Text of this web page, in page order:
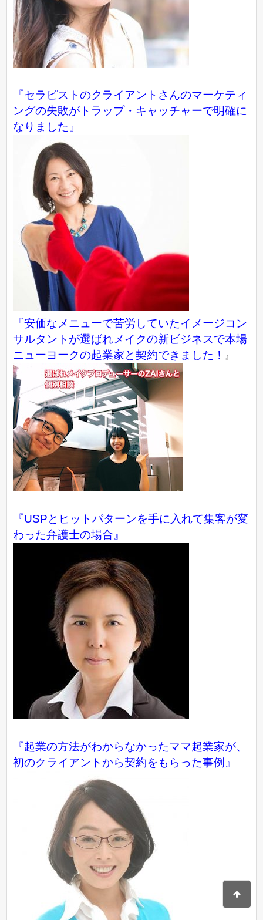
『セラピストのクライアントさんのマーケティ
ングの失敗がトラップ・キャッチャーで明確に
なりました』
『安価なメニューで苦労していたイメージコン
サルタントが選ばれメイクの新ビジネスで本場
ニューヨークの起業家と契約できました！
』
『USPとヒットパターンを手に入れて集客が変
わった弁護士の場合』
『起業の方法がわからなかったママ起業家が、
初のクライアントから契約をもらった事例』